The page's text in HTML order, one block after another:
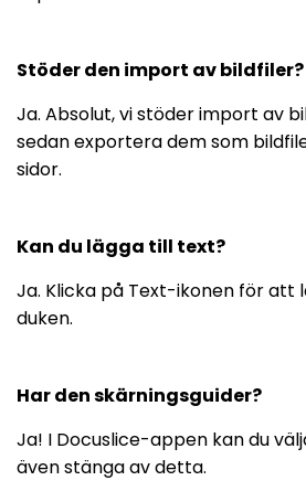
Stöder den import av bildfiler?
Ja. Absolut, vi stöder import av
sedan exportera dem som
sidor.
Kan du lägga till text?
Ja. Klicka på Text-ikonen för att
duken.
Har den skärningsguider?
Ja! I Docuslice-appen kan du
även stänga av detta.